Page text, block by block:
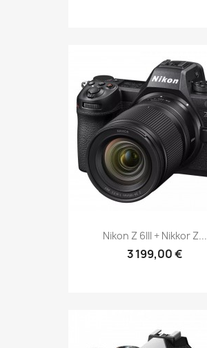
Nikon Z 6III + Nikkor Z...
3 199,00 €